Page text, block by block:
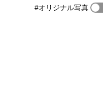
#オリジナル写真